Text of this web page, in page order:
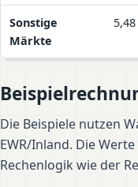
Sonstige
Märkte
5,48
Die Beispiele nutzen
EWR/Inland. Die
Rechenlogik wie der